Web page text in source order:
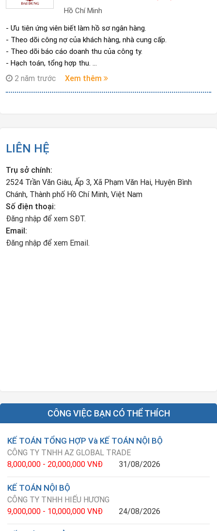
Hồ Chí Minh
- Ưu tiên ứng viên biết làm hồ sơ ngân hàng.
- Theo dõi công nợ của khách hàng, nhà cung cấp.
- Theo dõi báo cáo doanh thu của công ty.
- Hạch toán, tổng hợp thu.
- Chi phát sinh lên phần mềm kế toán.(Misa)
2 năm trước Xem thêm
LIÊN HỆ
Trụ sở chính:
2524 Trần Văn Giàu, Ấp 3, Xã Phạm Văn Hai, Huyện Bình
Chánh, Thành phố Hồ Chí Minh, Việt Nam
Số điện thoại:
Đăng nhập để xem SĐT.
Email:
Đăng nhập để xem Email.
CÔNG VIỆC BẠN CÓ THỂ THÍCH
KẾ TOÁN TỔNG HỢP Và KẾ TOÁN NỘI BỘ
CÔNG TY TNHH AZ GLOBAL TRADE
8,000,000 - 20,000,000 VNĐ
31/08/2026
KẾ TOÁN NỘI BỘ
CÔNG TY TNHH HIẾU HƯƠNG
9,000,000 - 10,000,000 VNĐ
24/08/2026